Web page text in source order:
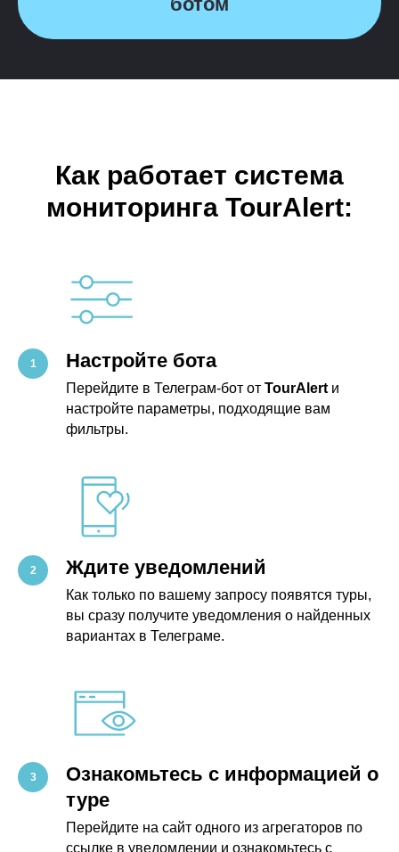
Как работает система
мониторинга TourAlert:
Настройте бота
Перейдите в Телеграм-бот от TourAlert и
настройте параметры, подходящие вам
фильтры.
Ждите уведомлений
Как только по вашему запросу появятся туры,
вы сразу получите уведомления о найденных
вариантах в Телеграме.
Ознакомьтесь с информацией о
туре
Перейдите на сайт одного из агрегаторов по
ссылке в уведомлении и ознакомьтесь с